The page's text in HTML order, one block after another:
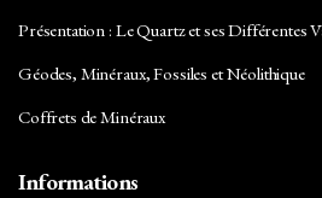
Présentation : Le Quartz et ses Différentes
Géodes, Minéraux, Fossiles et Néolithique
Coffrets de Minéraux
Informations